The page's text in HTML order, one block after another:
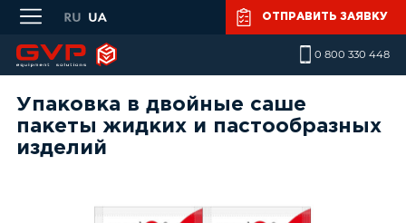
Skip to main content
ОТПРАВИТЬ ЗАЯВКУ
0 800 330 448
Упаковка в двойные саше
пакеты жидких и пастообразных
изделий